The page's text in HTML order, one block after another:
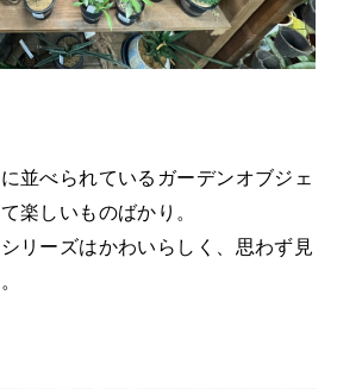
並べられているガーデンオブジェ
楽しいものばかり。
リーズはかわいらしく、思わず見